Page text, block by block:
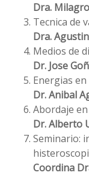
Dra.
Tecnica de
Dra.
Medios de
Dr. Jose
Energias
Dr. Anibal
Abordaje
Dr. Alberto
Seminario:
Coordina